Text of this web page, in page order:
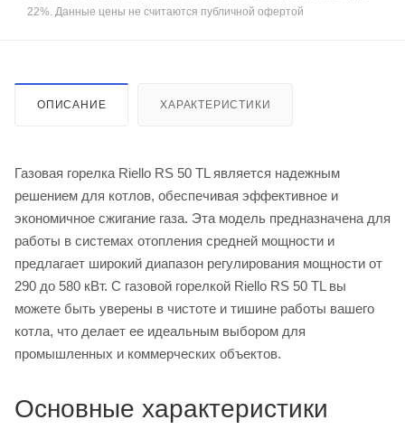
22%. Данные цены не считаются публичной офертой
ОПИСАНИЕ ХАРАКТЕРИСТИКИ
Газовая горелка Riello RS 50 TL является надежным
решением для котлов, обеспечивая эффективное и
экономичное сжигание газа. Эта модель предназначена для
работы в системах отопления средней мощности и
предлагает широкий диапазон регулирования мощности от
290 до 580 кВт. С газовой горелкой Riello RS 50 TL вы
можете быть уверены в чистоте и тишине работы вашего
котла, что делает ее идеальным выбором для
промышленных и коммерческих объектов.
Основные характеристики